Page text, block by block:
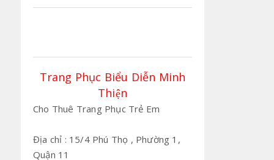
Trang Phục Biểu Diễn Minh
Thiện
Cho Thuê Trang Phục Trẻ Em
Địa chỉ : 15/4 Phú Thọ , Phường 1,
Quận 11